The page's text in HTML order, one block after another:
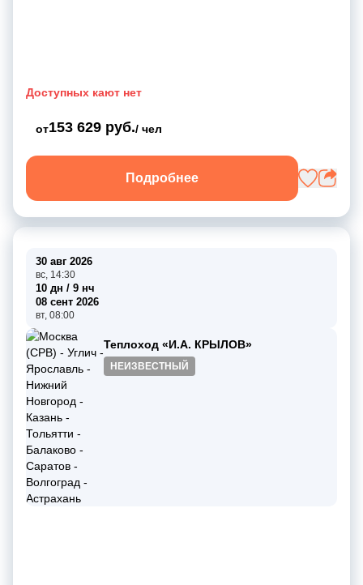
Доступных кают нет
от153 629 руб./ чел
Подробнее
30 авг 2026
вс, 14:30
10 дн / 9 нч
08 сент 2026
вт, 08:00
Теплоход «И.А. КРЫЛОВ»
НЕИЗВЕСТНЫЙ